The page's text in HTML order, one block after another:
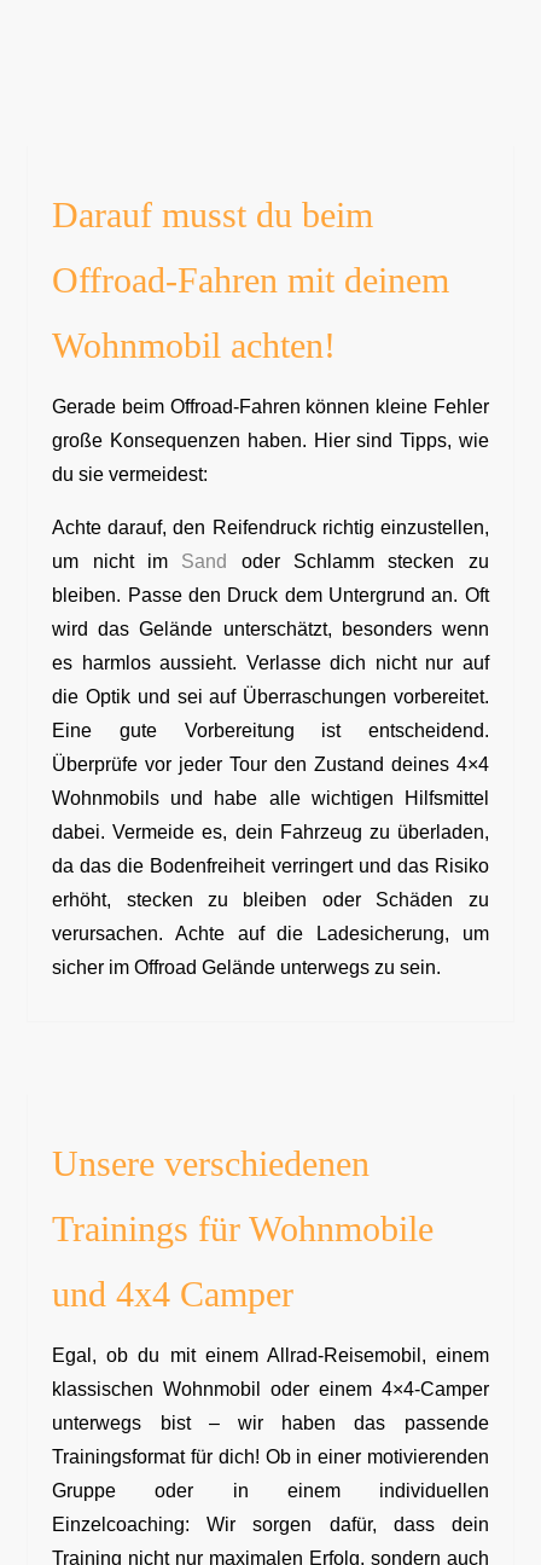
Darauf musst du beim
Offroad-Fahren mit deinem
Wohnmobil achten!
Gerade beim Offroad-Fahren können kleine Fehler
große Konsequenzen haben. Hier sind Tipps, wie
du sie vermeidest:
Achte darauf, den Reifendruck richtig einzustellen,
um nicht im Sand
oder Schlamm stecken zu
bleiben. Passe den Druck dem Untergrund an. Oft
wird das Gelände unterschätzt, besonders wenn
es harmlos aussieht. Verlasse dich nicht nur auf
die Optik und sei auf Überraschungen vorbereitet.
Eine gute Vorbereitung ist entscheidend.
Überprüfe vor jeder Tour den Zustand deines 4×4
Wohnmobils und habe alle wichtigen Hilfsmittel
dabei. Vermeide es, dein Fahrzeug zu überladen,
da das die Bodenfreiheit verringert und das Risiko
erhöht, stecken zu bleiben oder Schäden zu
verursachen. Achte auf die Ladesicherung, um
sicher im Offroad Gelände unterwegs zu sein.
Unsere verschiedenen
Trainings für Wohnmobile
und 4x4 Camper
Egal, ob du mit einem Allrad-Reisemobil, einem
klassischen Wohnmobil oder einem 4×4-Camper
unterwegs bist – wir haben das passende
Trainingsformat für dich! Ob in einer motivierenden
Gruppe oder in einem individuellen
Einzelcoaching: Wir sorgen dafür, dass dein
Training nicht nur maximalen Erfolg, sondern auch